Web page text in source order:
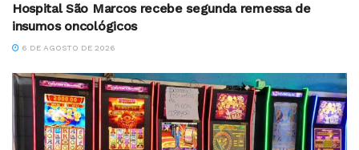
Hospital São Marcos recebe segunda remessa de
insumos oncológicos
6 DE AGOSTO DE 2026